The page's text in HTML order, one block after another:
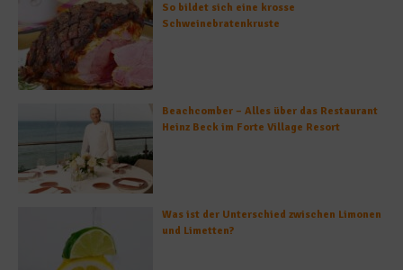
So bildet sich eine krosse
Schweinebratenkruste
Beachcomber – Alles über das Restaurant
Heinz Beck im Forte Village Resort
Was ist der Unterschied zwischen Limonen
und Limetten?